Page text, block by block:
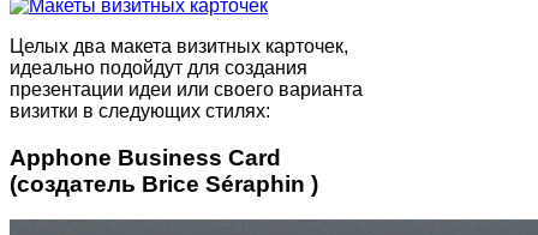
Целых два макета визитных карточек,
идеально подойдут для создания
презентации идеи или своего варианта
визитки в следующих стилях:
Apphone Business Card
(создатель Brice Séraphin )